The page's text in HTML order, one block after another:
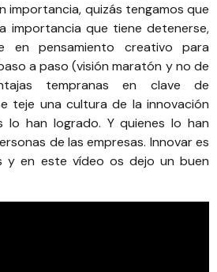
importancia, quizás tengamos que
importancia que tiene detenerse,
en pensamiento creativo para
a paso (visión maratón y no de
tempranas en clave de
teje una cultura de la innovación
lo han logrado. Y quienes lo han
de las empresas. Innovar es
y en este vídeo os dejo un buen